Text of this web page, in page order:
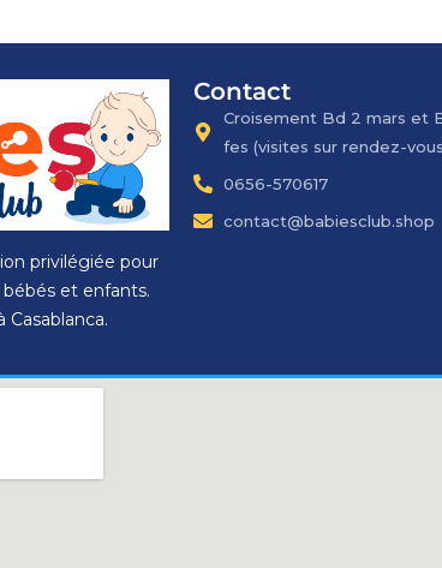
privilégiée pour
et enfants.
Contact
Croisement Bd 2 mars et
fes​ (visites sur rendez-
0656-570617
contact@babiesclub.shop